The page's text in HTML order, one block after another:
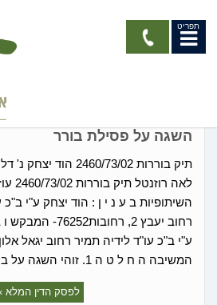
תפריט
החלטות רשם
השגה על פסילת בורר
תיק בוררות 2460/73/02
לאה
השיתופיות ב ע נ י ן : הוד יצחק ע"י
רחוב יעבץ 2,
המשיבה ה ח ל ט ה 1. זוהי השגה על בקשה לפסיל...
לפסק הדין המלא